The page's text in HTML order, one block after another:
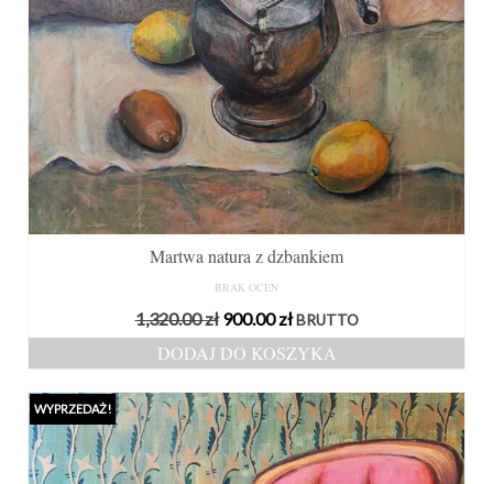
Martwa natura z dzbankiem
BRAK OCEN
1,320.00zł Pierwotna
cena
wynosiła:
900.00złAktualna
cena
wynosi:
BRUTTO
DODAJ DO KOSZYKA
WYPRZEDAŻ!